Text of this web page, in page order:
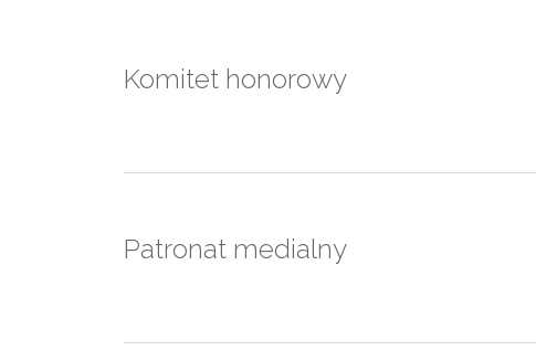
Komitet honorowy
Patronat medialny